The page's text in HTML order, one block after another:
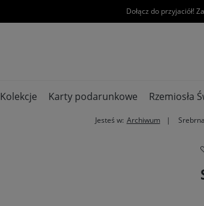
Dołącz do przyjaciół!
Kolekcje Karty podarunkowe Rzemiosła
Jesteś w: Archiwum